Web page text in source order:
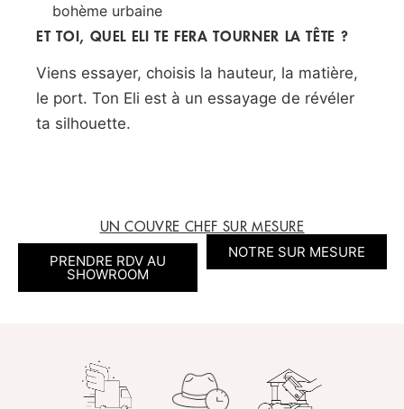
bohème urbaine
ET TOI, QUEL ELI TE FERA TOURNER LA TÊTE ?
Viens essayer, choisis la hauteur, la matière,
le port. Ton Eli est à un essayage de révéler
ta silhouette.
UN COUVRE CHEF SUR MESURE
PRENDRE RDV AU
SHOWROOM
NOTRE SUR MESURE